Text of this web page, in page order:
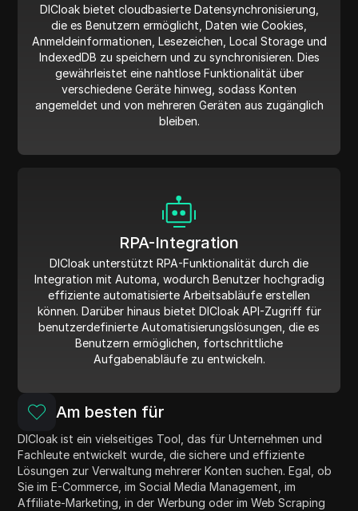
DICloak bietet cloudbasierte Datensynchronisierung,
die es Benutzern ermöglicht, Daten wie Cookies,
Anmeldeinformationen, Lesezeichen, Local Storage und
IndexedDB zu speichern und zu synchronisieren. Dies
gewährleistet eine nahtlose Funktionalität über
verschiedene Geräte hinweg, sodass Konten
angemeldet und von mehreren Geräten aus zugänglich
bleiben.
RPA-Integration
DICloak unterstützt RPA-Funktionalität durch die
Integration mit Automa, wodurch Benutzer hochgradig
effiziente automatisierte Arbeitsabläufe erstellen
können. Darüber hinaus bietet DICloak API-Zugriff für
benutzerdefinierte Automatisierungslösungen, die es
Benutzern ermöglichen, fortschrittliche
Aufgabenabläufe zu entwickeln.
Am besten für
DICloak ist ein vielseitiges Tool, das für Unternehmen und
Fachleute entwickelt wurde, die sichere und effiziente
Lösungen zur Verwaltung mehrerer Konten suchen. Egal, ob
Sie im E-Commerce, im Social Media Management, im
Affiliate-Marketing, in der Werbung oder im Web Scraping